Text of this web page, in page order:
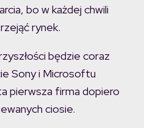
bo w każdej chwili
rynek.
będzie coraz
Sony i Microsoftu
pierwsza firma dopiero
ciosie.